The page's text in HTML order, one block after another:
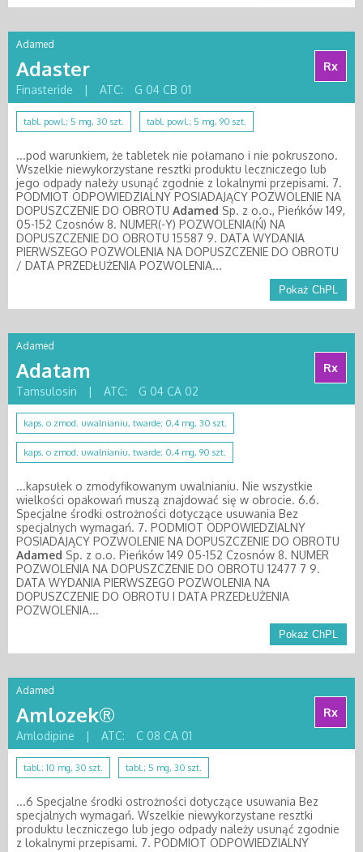
Adamed
Adaster
Rx
Finasteride
| ATC: G 04 CB 01
tabl. powl.; 5 mg, 30 szt. tabl. powl.; 5 mg, 90 szt.
...pod warunkiem, że tabletek nie połamano i nie pokruszono.
Wszelkie niewykorzystane resztki produktu leczniczego lub
jego odpady należy usunąć zgodnie z lokalnymi przepisami. 7.
PODMIOT ODPOWIEDZIALNY POSIADAJĄCY POZWOLENIE NA
DOPUSZCZENIE DO OBROTU Adamed Sp. z o.o., Pieńków 149,
05-152 Czosnów 8. NUMER(-Y) POZWOLENIA(Ń) NA
DOPUSZCZENIE DO OBROTU 15587 9. DATA WYDANIA
PIERWSZEGO POZWOLENIA NA DOPUSZCZENIE DO OBROTU
/ DATA PRZEDŁUŻENIA POZWOLENIA...
Pokaż ChPL
Adamed
Adatam
Rx
Tamsulosin
| ATC: G 04 CA 02
kaps. o zmod. uwalnianiu, twarde; 0,4 mg, 30 szt.
kaps. o zmod. uwalnianiu, twarde; 0,4 mg, 90 szt.
...kapsułek o zmodyfikowanym uwalnianiu. Nie wszystkie
wielkości opakowań muszą znajdować się w obrocie. 6.6.
Specjalne środki ostrożności dotyczące usuwania Bez
specjalnych wymagań. 7. PODMIOT ODPOWIEDZIALNY
POSIADAJĄCY POZWOLENIE NA DOPUSZCZENIE DO OBROTU
Adamed Sp. z o.o. Pieńków 149 05-152 Czosnów 8. NUMER
POZWOLENIA NA DOPUSZCZENIE DO OBROTU 12477 7 9.
DATA WYDANIA PIERWSZEGO POZWOLENIA NA
DOPUSZCZENIE DO OBROTU I DATA PRZEDŁUŻENIA
POZWOLENIA...
Pokaż ChPL
Adamed
Amlozek®
Rx
Amlodipine
| ATC: C 08 CA 01
tabl.; 10 mg, 30 szt. tabl.; 5 mg, 30 szt.
...6 Specjalne środki ostrożności dotyczące usuwania Bez
specjalnych wymagań. Wszelkie niewykorzystane resztki
produktu leczniczego lub jego odpady należy usunąć zgodnie
z lokalnymi przepisami. 7. PODMIOT ODPOWIEDZIALNY